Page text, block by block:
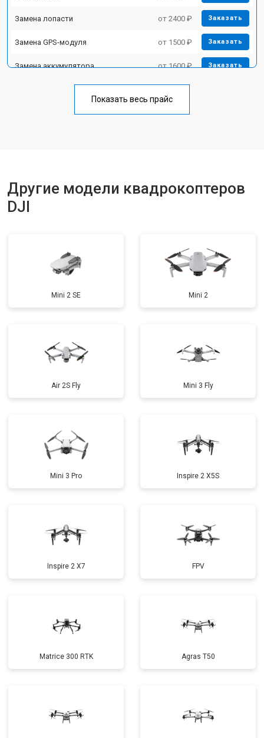
Замена лопасти от 2400 ₽ Заказать
Замена GPS-модуля от 1500 ₽ Заказать
Замена аккумулятора от 1600 ₽ Заказать
от 1800 ₽
Показать весь прайс
Другие модели квадрокоптеров
DJI
Mini 2 SE Mini 2
Air 2S Fly Mini 3 Fly
Mini 3 Pro Inspire 2 X5S
Inspire 2 X7 FPV
Matrice 300 RTK Agras T50